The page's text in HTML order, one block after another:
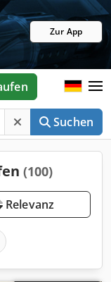
Zur App
Suchen
(100)
Relevanz